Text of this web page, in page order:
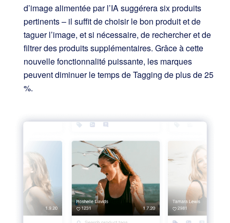
d’image alimentée par l’IA suggérera six produits
pertinents – il suffit de choisir le bon produit et de
taguer l’image, et si nécessaire, de rechercher et de
filtrer des produits supplémentaires. Grâce à cette
nouvelle fonctionnalité puissante, les marques
peuvent diminuer le temps de Tagging de plus de 25
%.